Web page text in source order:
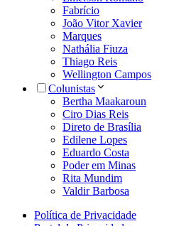
Fabrício
João Vitor Xavier
Marques
Nathália Fiuza
Thiago Reis
Wellington Campos
Colunistas
Bertha Maakaroun
Ciro Dias Reis
Direto de Brasília
Edilene Lopes
Eduardo Costa
Poder em Minas
Rita Mundim
Valdir Barbosa
Política de Privacidade